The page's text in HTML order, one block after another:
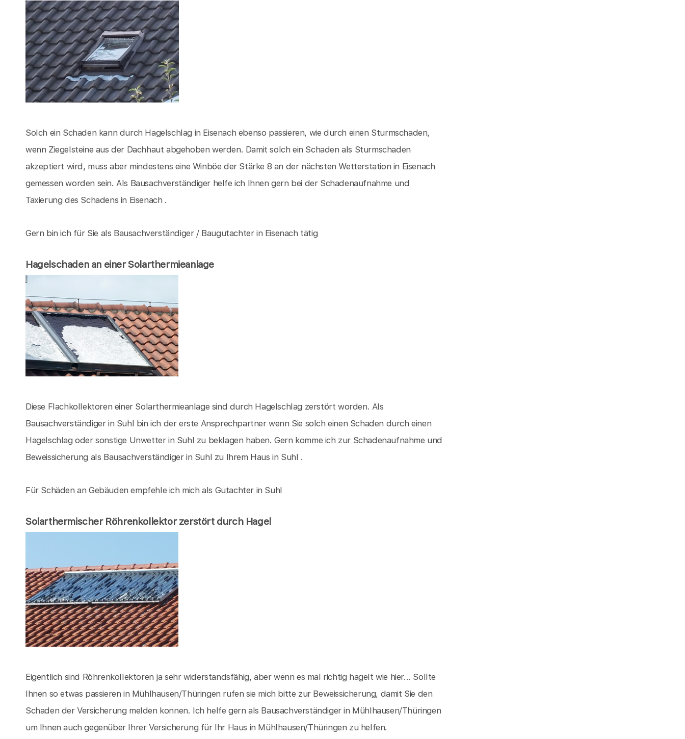
Solch ein Schaden kann durch Hagelschlag in Eisenach ebenso passieren, wie durch einen Sturmschaden,
wenn Ziegelsteine aus der Dachhaut abgehoben werden. Damit solch ein Schaden als Sturmschaden
akzeptiert wird, muss aber mindestens eine Winböe der Stärke 8 an der nächsten Wetterstation in Eisenach
gemessen worden sein. Als Bausachverständiger helfe ich Ihnen gern bei der Schadenaufnahme und
Taxierung des Schadens in Eisenach .
Gern bin ich für Sie als Bausachverständiger / Baugutachter in Eisenach tätig
Hagelschaden an einer Solarthermieanlage
Diese Flachkollektoren einer Solarthermieanlage sind durch Hagelschlag zerstört worden. Als
Bausachverständiger in Suhl bin ich der erste Ansprechpartner wenn Sie solch einen Schaden durch einen
Hagelschlag oder sonstige Unwetter in Suhl zu beklagen haben. Gern komme ich zur Schadenaufnahme und
Beweissicherung als Bausachverständiger in Suhl zu Ihrem Haus in Suhl .
Für Schäden an Gebäuden empfehle ich mich als Gutachter in Suhl
Solarthermischer Röhrenkollektor zerstört durch Hagel
Eigentlich sind Röhrenkollektoren ja sehr widerstandsfähig, aber wenn es mal richtig hagelt wie hier... Sollte
Ihnen so etwas passieren in Mühlhausen/Thüringen rufen sie mich bitte zur Beweissicherung, damit Sie den
Schaden der Versicherung melden konnen. Ich helfe gern als Bausachverständiger in Mühlhausen/Thüringen
um Ihnen auch gegenüber Ihrer Versicherung für Ihr Haus in Mühlhausen/Thüringen zu helfen.